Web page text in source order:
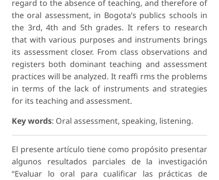
regard to the absence of teaching, and therefore of
the oral assessment, in Bogota’s publics schools in
the 3rd, 4th and 5th grades. It refers to research
that with various purposes and instruments brings
its assessment closer. From class observations and
registers both dominant teaching and assessment
practices will be analyzed. It reaffi rms the problems
in terms of the lack of instruments and strategies
for its teaching and assessment.
Key words: Oral assessment, speaking, listening.
El presente artículo tiene como propósito presentar
algunos resultados parciales de la investigación
“Evaluar lo oral para cualificar las prácticas de